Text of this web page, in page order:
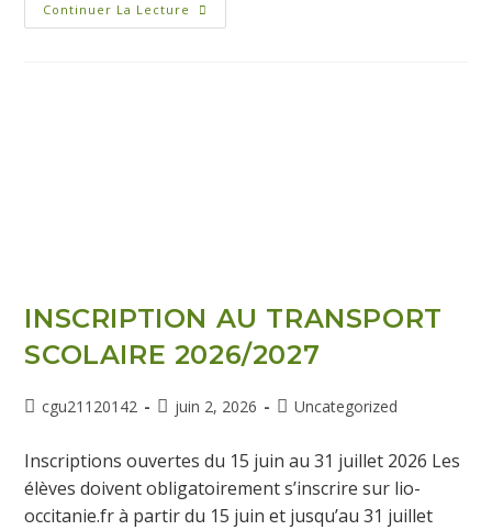
Continuer La Lecture
INSCRIPTION AU TRANSPORT
SCOLAIRE 2026/2027
cgu21120142 juin 2, 2026 Uncategorized
Inscriptions ouvertes du 15 juin au 31 juillet 2026 Les
élèves doivent obligatoirement s’inscrire sur lio-
occitanie.fr à partir du 15 juin et jusqu’au 31 juillet